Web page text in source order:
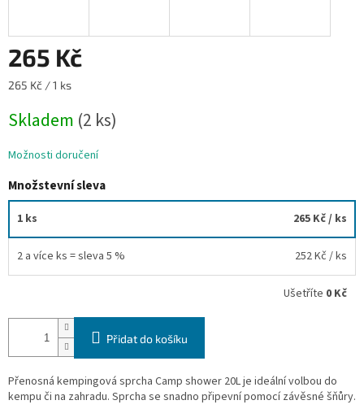
265 Kč
Měrná
265 Kč / 1 ks
Skladem (2 ks)
Možnosti doručení
Množstevní sleva
1 ks 265 Kč/ ks
2 a více ks = sleva 5 % 252 Kč / ks
Ušetříte 0 Kč
Přidat do košíku
Přenosná kempingová sprcha Camp shower 20L je ideální volbou do
kempu či na zahradu. Sprcha se snadno připevní pomocí závěsné šňůry.